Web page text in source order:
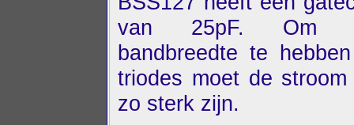
van 25pF. Om
bandbreedte te
triodes moet de stroom
zo sterk zijn.